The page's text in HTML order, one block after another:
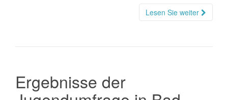
Lesen Sie weiter
Ergebnisse der